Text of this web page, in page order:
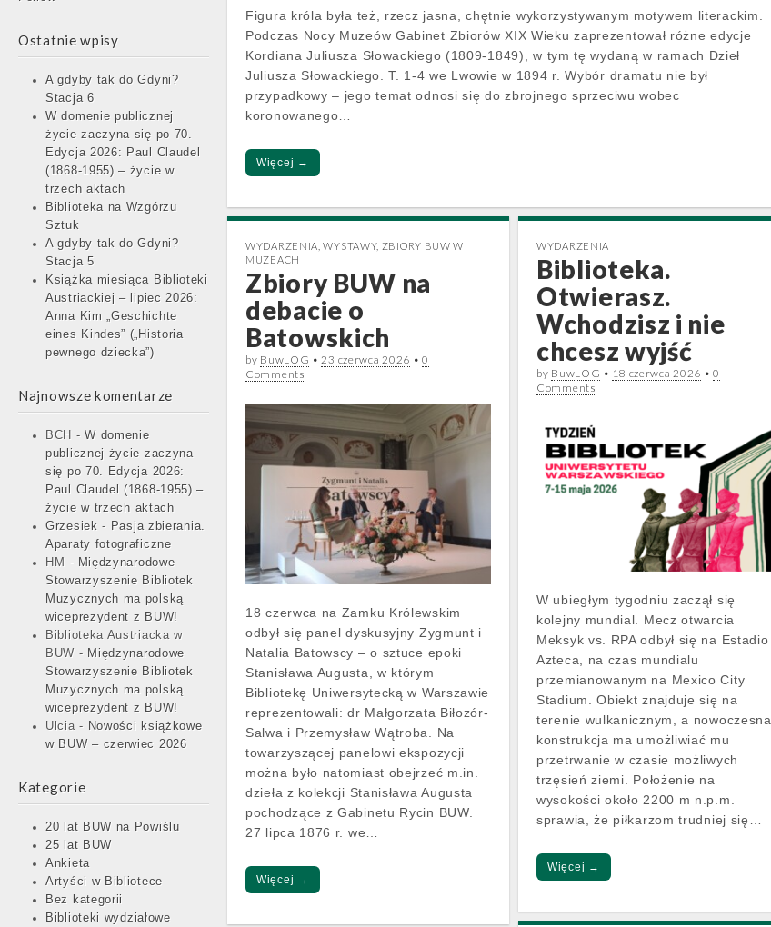
Ostatnie wpisy
A gdyby tak do Gdyni?
Stacja 6
W domenie publicznej
życie zaczyna się po 70.
Edycja 2026: Paul Claudel
(1868-1955) – życie w
trzech aktach
Biblioteka na Wzgórzu
Sztuk
A gdyby tak do Gdyni?
Stacja 5
Książka miesiąca Biblioteki
Austriackiej – lipiec 2026:
Anna Kim „Geschichte
eines Kindes” („Historia
pewnego dziecka”)
Najnowsze komentarze
BCH -W domenie
publicznej życie zaczyna
się po 70. Edycja 2026:
Paul Claudel (1868-1955) –
życie w trzech aktach
Grzesiek - Pasja zbierania.
Aparaty fotograficzne
HM - Międzynarodowe
Stowarzyszenie Bibliotek
Muzycznych ma polską
wiceprezydent z BUW!
Biblioteka Austriacka w
BUW - Międzynarodowe
Stowarzyszenie Bibliotek
Muzycznych ma polską
wiceprezydent z BUW!
Ulcia - Nowości książkowe
w BUW – czerwiec 2026
Kategorie
20 lat BUW na Powiślu
25 lat BUW
Ankieta
Artyści w Bibliotece
Bez kategorii
Biblioteki wydziałowe
Figura króla była też, rzecz jasna, chętnie wykorzystywanym motywem literackim.
Podczas Nocy Muzeów Gabinet Zbiorów XIX Wieku zaprezentował różne edycje
Kordiana Juliusza Słowackiego (1809-1849), w tym tę wydaną w ramach Dzieł
Juliusza Słowackiego. T. 1-4 we Lwowie w 1894 r. Wybór dramatu nie był
przypadkowy – jego temat odnosi się do zbrojnego sprzeciwu wobec
koronowanego…
Więcej →
WYDARZENIA ,WYSTAWY, ZBIORY BUW W
MUZEACH
Zbiory BUW na
debacie o
Batowskich
by BuwLOG •23 czerwca 2026 •0
Comments
18 czerwca na Zamku Królewskim
odbył się panel dyskusyjny Zygmunt i
Natalia Batowscy – o sztuce epoki
Stanisława Augusta, w którym
Bibliotekę Uniwersytecką w Warszawie
reprezentowali: dr Małgorzata Biłozór-
Salwa i Przemysław Wątroba. Na
towarzyszącej panelowi ekspozycji
można było natomiast obejrzeć m.in.
dzieła z kolekcji Stanisława Augusta
pochodzące z Gabinetu Rycin BUW.
27 lipca 1876 r. we…
Więcej →
WYDARZENIA
Biblioteka.
Otwierasz.
Wchodzisz i nie
chcesz wyjść
by BuwLOG • 18 czerwca 2026 •0
Comments
W ubiegłym tygodniu zaczął się
kolejny mundial. Mecz otwarcia
Meksyk vs. RPA odbył się na Estadio
Azteca, na czas mundialu
przemianowanym na Mexico City
Stadium. Obiekt znajduje się na
terenie wulkanicznym, a nowoczesna
konstrukcja ma umożliwiać mu
przetrwanie w czasie możliwych
trzęsień ziemi. Położenie na
wysokości około 2200 m n.p.m.
sprawia, że piłkarzom trudniej się…
Więcej →